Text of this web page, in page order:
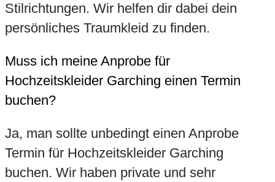
Stilrichtungen. Wir helfen dir dabei dein
persönliches Traumkleid zu finden.
Muss ich meine Anprobe für
Hochzeitskleider Garching einen Termin
buchen?
Ja, man sollte unbedingt einen Anprobe
Termin für Hochzeitskleider Garching
buchen. Wir haben private und sehr